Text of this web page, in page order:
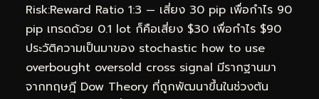
Risk:Reward Ratio 1:3 — เสี่ยง 30 pip เพื่อกำไร 90
pip เทรดด้วย 0.1 lot ก็คือเสี่ยง $30 เพื่อกำไร $90
ประวัติความเป็นมาของ stochastic how to use
overbought oversold cross signal มีรากฐานมา
จากทฤษฎี Dow Theory ที่ถูกพัฒนาขึ้นในช่วงต้น